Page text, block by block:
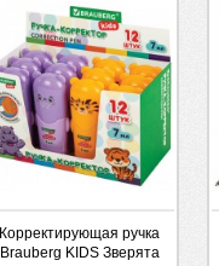
Корректирующая ручка
Brauberg KIDS Зверята